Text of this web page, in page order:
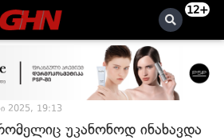
12+
2025, 19:13
უკანონოდ ინახავდა